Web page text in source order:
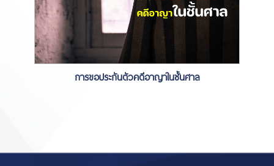
การขอประกันตัวคดีอาญาในชั้นศาล